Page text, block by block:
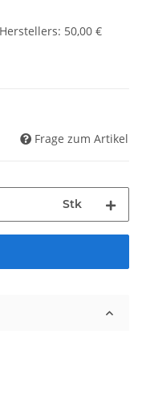
: 50,00 €
Frage zum Artikel
Stk